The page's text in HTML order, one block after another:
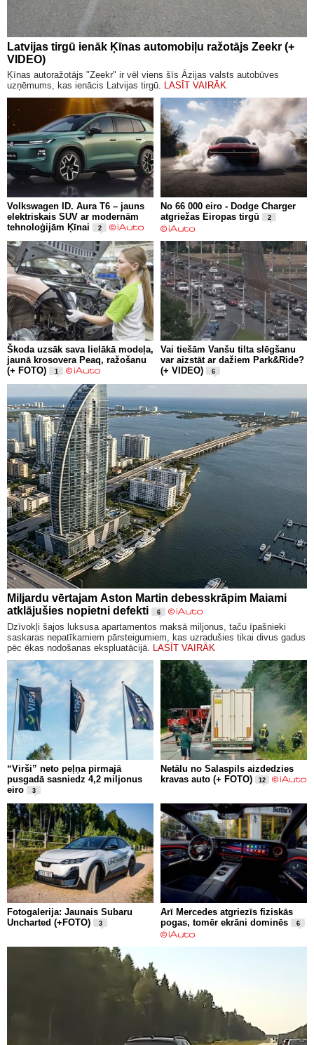
Latvijas tirgū ienāk Ķīnas automobiļu ražotājs Zeekr (+
VIDEO)
Ķīnas autoražotājs "Zeekr" ir vēl viens šīs Āzijas valsts autobūves
uzņēmums, kas ienācis Latvijas tirgū. LASĪT VAIRĀK
Volkswagen ID. Aura T6 – jauns
elektriskais SUV ar modernām
tehnoloģijām Ķīnai
2
No 66 000 eiro - Dodge Charger
atgriežas Eiropas tirgū
2
Škoda uzsāk sava lielākā modeļa,
jaunā krosovera Peaq, ražošanu
(+ FOTO)
1
Vai tiešām Vanšu tilta slēgšanu
var aizstāt ar dažiem Park&Ride?
(+ VIDEO)
6
Miljardu vērtajam Aston Martin debesskrāpim Maiami
atklājušies nopietni defekti
6
Dzīvokļi šajos luksusa apartamentos maksā miljonus, taču īpašnieki
saskaras nepatīkamiem pārsteigumiem, kas uzradušies tikai divus gadus
pēc ēkas nodošanas ekspluatācijā.
LASĪT VAIRĀK
“Virši” neto peļņa pirmajā
pusgadā sasniedz 4,2 miljonus
eiro
3
Netālu no Salaspils aizdedzies
kravas auto (+ FOTO)
12
Fotogalerija: Jaunais Subaru
Uncharted (+FOTO)
3
Arī Mercedes atgriezīs fiziskās
pogas, tomēr ekrāni dominēs
6